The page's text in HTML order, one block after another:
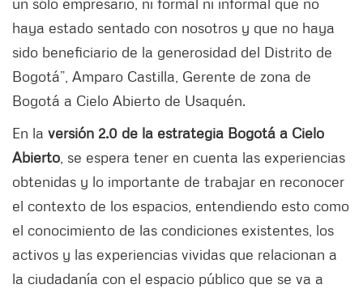
haya estado sentado con nosotros y que no haya
sido beneficiario de la generosidad del Distrito de
Bogotá”, Amparo Castilla, Gerente de zona de
Bogotá a Cielo Abierto de Usaquén.
En la versión 2.0 de la estrategia Bogotá a Cielo
Abierto , se espera tener en cuenta las experiencias
obtenidas y lo importante de trabajar en reconocer
el contexto de los espacios, entendiendo esto como
el conocimiento de las condiciones existentes, los
activos y las experiencias vividas que relacionan a
la ciudadanía con el espacio público que se va a